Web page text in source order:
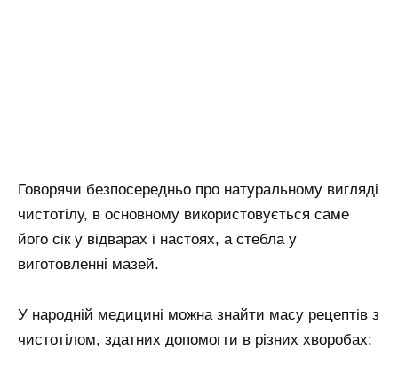
Говорячи безпосередньо про натуральному вигляді
чистотілу, в основному використовується саме
його сік у відварах і настоях, а стебла у
виготовленні мазей.
У народній медицині можна знайти масу рецептів з
чистотілом, здатних допомогти в різних хворобах: